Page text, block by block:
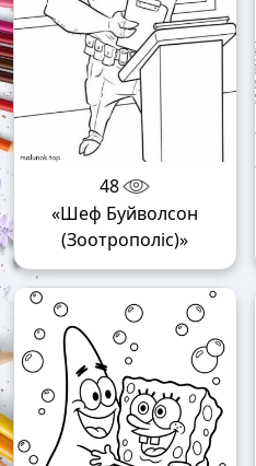
48
«Шеф Буйволсон
(Зоотрополіс)»